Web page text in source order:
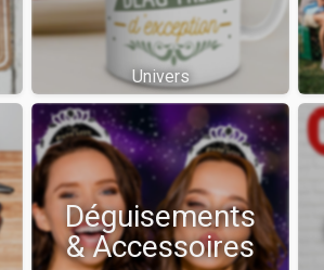
Univers
Déguisements
& Accessoires